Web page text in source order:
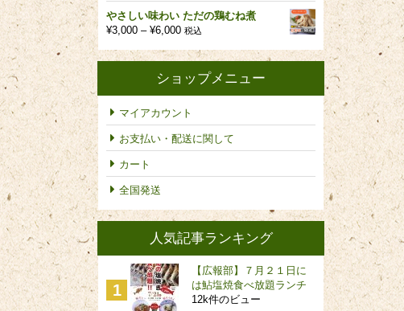
た。
やさしい味わい ただの鶏むね煮
¥3,000 – ¥6,000価
帯:
¥3,000
税込
ショップメニュー
マイアカウント
お支払い・配送に関して
カート
全国発送
人気記事ランキング
【広報部】７月２１日に
は鮎塩焼食べ放題ランチ
12k件のビュー